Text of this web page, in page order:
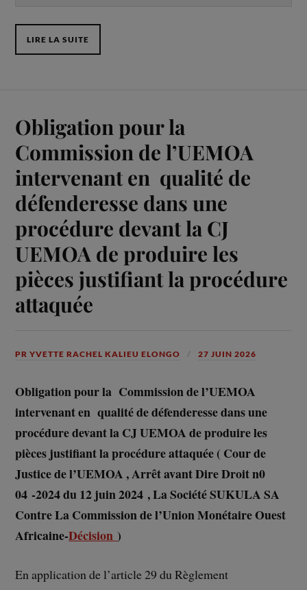
LIRE LA SUITE
Obligation pour la
Commission de l’UEMOA
intervenant en qualité de
défenderesse dans une
procédure devant la CJ
UEMOA de produire les
pièces justifiant la procédure
attaquée
PR YVETTE RACHEL KALIEU ELONGO 27 JUIN 2026
Obligation pour la Commission de l’UEMOA
intervenant en qualité de défenderesse dans une
procédure devant la CJ UEMOA de produire les
pièces justifiant la procédure attaquée ( Cour de
Justice de l’UEMOA , Arrêt avant Dire Droit n0
04 -2024 du 12 juin 2024 , La Société SUKULA SA
Contre La Commission de l’Union Monétaire Ouest
Africaine-Décision)
En application de l’article 29 du Règlement